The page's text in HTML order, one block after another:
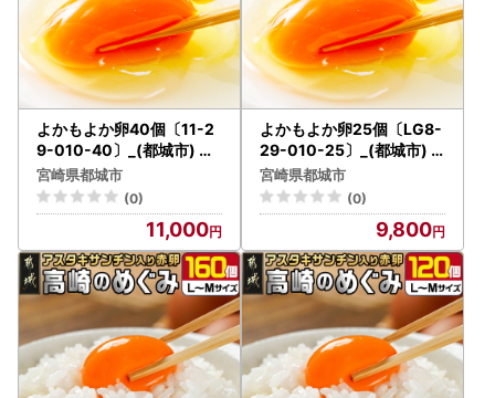
よかもよか卵40個〔11-2
9-010-40〕_(都城市) 赤
卵Mサイズ 破損補償(5個
追加) 生卵 鶏卵 玉子 タマ
ゴ たまご 新鮮 濃厚 宮崎県
産 家庭用 卵かけご飯 シフ
ォンケーキ たまご焼き オ
ムレツ お料理・お菓子作
りに
宮崎県都城市
(0)
11,000
よかもよか卵25個〔LG8-
29-010-25〕_(都城市)
赤卵Mサイズ 破損補償(5
個追加) 生卵 鶏卵 玉子 タ
マゴ たまご 新鮮 濃厚 宮崎
県産 家庭用 卵かけご飯 シ
フォンケーキ たまご焼き
オムレツ お料理・お菓子
作りに
宮崎県都城市
(0)
9,800